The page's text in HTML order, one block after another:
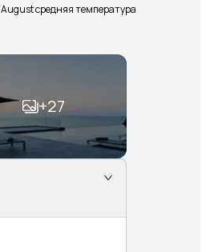
August средняя температура
+27